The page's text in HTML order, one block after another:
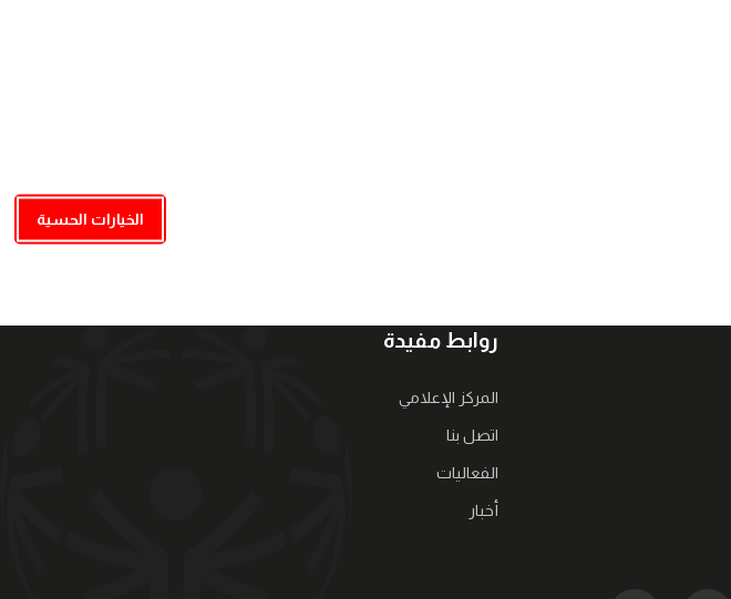
الخيارات الحسية
روابط مفيدة
المركز الإعلامي
اتصل بنا
الفعاليات
أخبار